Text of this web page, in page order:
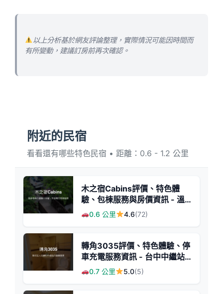
以上分析基於網友評論整理，實際情況可能因時間而
有所變動，建議訂房前再次確認。
附近的民宿
看看還有哪些特色民宿 • 距離：0.6 - 1.2 公里
木之宿Cabins評價、特色體
驗、包棟服務與房價資訊 - 溫
馨小木屋包棟體驗
0.6 公里 4.6(72)
轉角3035評價、特色體驗、停
車充電服務資訊 - 台中中繼站
推薦
0.7 公里 5.0(5)